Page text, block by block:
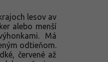
lesov av
alebo menší
Má
odtieňom.
červené až